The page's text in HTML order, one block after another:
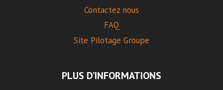
Contactez nous
FAQ
Site Pilotage Groupe
PLUS D’INFORMATIONS